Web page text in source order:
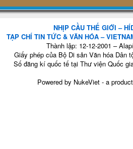
NHỊP CẦU THẾ GIỚI –
TẠP CHÍ TIN TỨC & VĂN HÓA –
Thành lập: 12-12-2001 –
Giấy phép của Bộ Di sản Văn hóa Dân
Số đăng kí quốc tế tại Thư viện Quốc
Powered by NukeViet - a